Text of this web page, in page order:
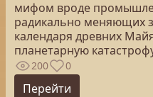
мифом вроде
радикально меняющих
календаря древних
планетарную
200 0
Перейти